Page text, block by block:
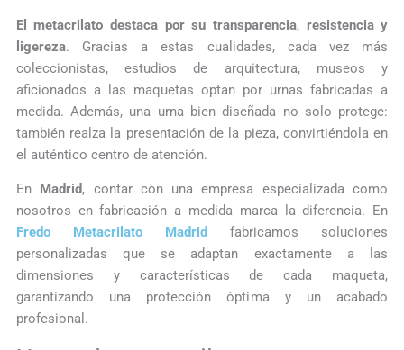
El metacrilato destaca por su transparencia, resistencia y
ligereza. Gracias a estas cualidades, cada vez más
coleccionistas, estudios de arquitectura, museos y
aficionados a las maquetas optan por urnas fabricadas a
medida. Además, una urna bien diseñada no solo protege:
también realza la presentación de la pieza, convirtiéndola en
el auténtico centro de atención.
En Madrid, contar con una empresa especializada como
nosotros en fabricación a medida marca la diferencia. En
Fredo Metacrilato Madrid
fabricamos soluciones
personalizadas que se adaptan exactamente a las
dimensiones y características de cada maqueta,
garantizando una protección óptima y un acabado
profesional.